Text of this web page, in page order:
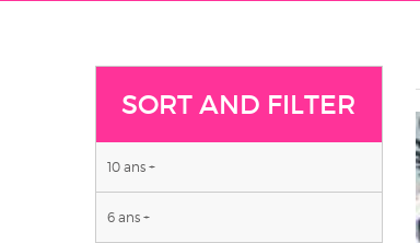
SORT AND FILTER
10 ans +
6 ans +